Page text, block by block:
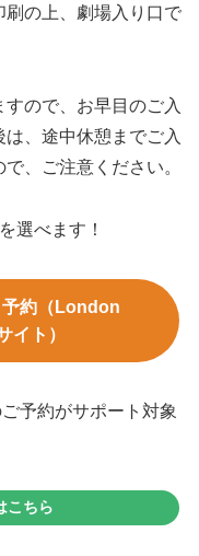
の上、劇場入り口で
ので、お早目のご入
、途中休憩までご入
、ご注意ください。
選べます！
約（London
イト）
予約がサポート対象
こちら